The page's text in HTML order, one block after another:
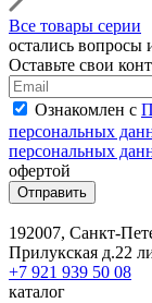
Все товары серии
остались вопросы
Оставьте свои
Ознакомлен с
персональных
персональных
офертой
Отправить
192007, Санкт-
Прилукская д.22
+7 921 939 50 08
каталог